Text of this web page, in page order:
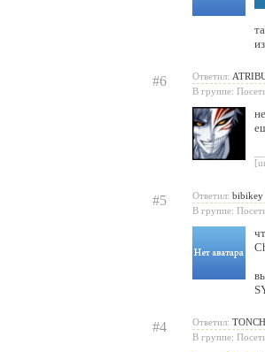
#6 Ответил:
В группе:
#5 Ответил: bibikey
В группе:
#4 Ответил:
В группе: